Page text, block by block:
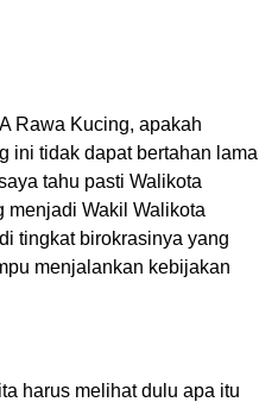
Rawa Kucing, apakah
ini tidak dapat bertahan lama
tahu pasti Walikota
menjadi Wakil Walikota
tingkat birokrasinya yang
menjalankan kebijakan
harus melihat dulu apa itu